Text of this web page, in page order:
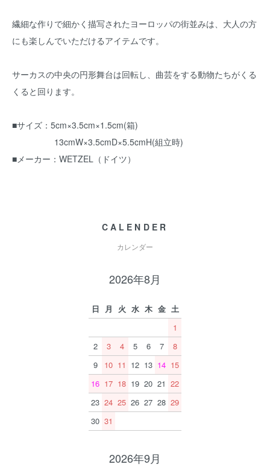
繊細な作りで細かく描写されたヨーロッパの街並みは、大人の方
にも楽しんでいただけるアイテムです。
サーカスの中央の円形舞台は回転し、曲芸をする動物たちがくる
くると回ります。
■サイズ：5cm×3.5cm×1.5cm(箱)
13cmW×3.5cmD×5.5cmH(組立時)
■メーカー：WETZEL（ドイツ）
CALENDER
カレンダー
2026年8月
日 月 火 水 木 金 土
1
2
3 4 5 6 7
8
9
10 11 12 13 14 15
16 17 18 19 20 21 22
23 24 25 26 27 28 29
30 31
2026年9月